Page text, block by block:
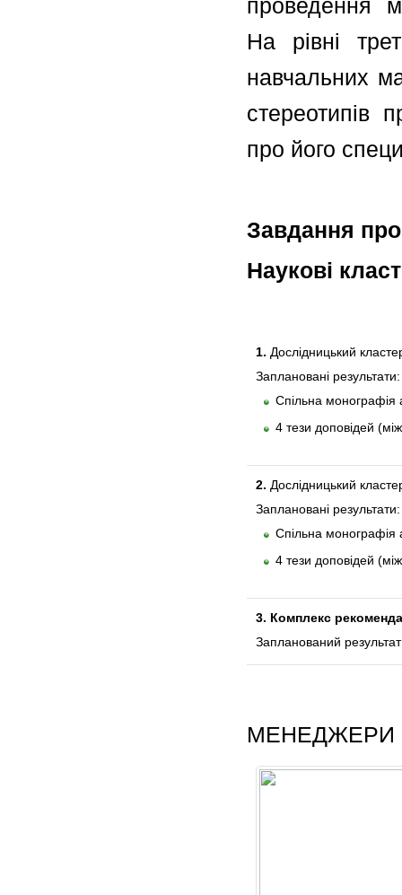
проведення
На рівні
навчальних
стереотипів
про його
Завдання
Наукові
1. Дослідницький
Заплановані результати:
Спільна монографія
4 тези доповідей
2. Дослідницький
Заплановані результати:
Спільна монографія
4 тези доповідей
3. Комплекс
Запланований
МЕНЕДЖЕРИ